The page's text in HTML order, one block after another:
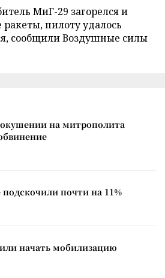
МиГ-29 загорелся и
ракеты, пилоту удалось
сообщили Воздушные силы
на митрополита
почти на 11%
начать мобилизацию